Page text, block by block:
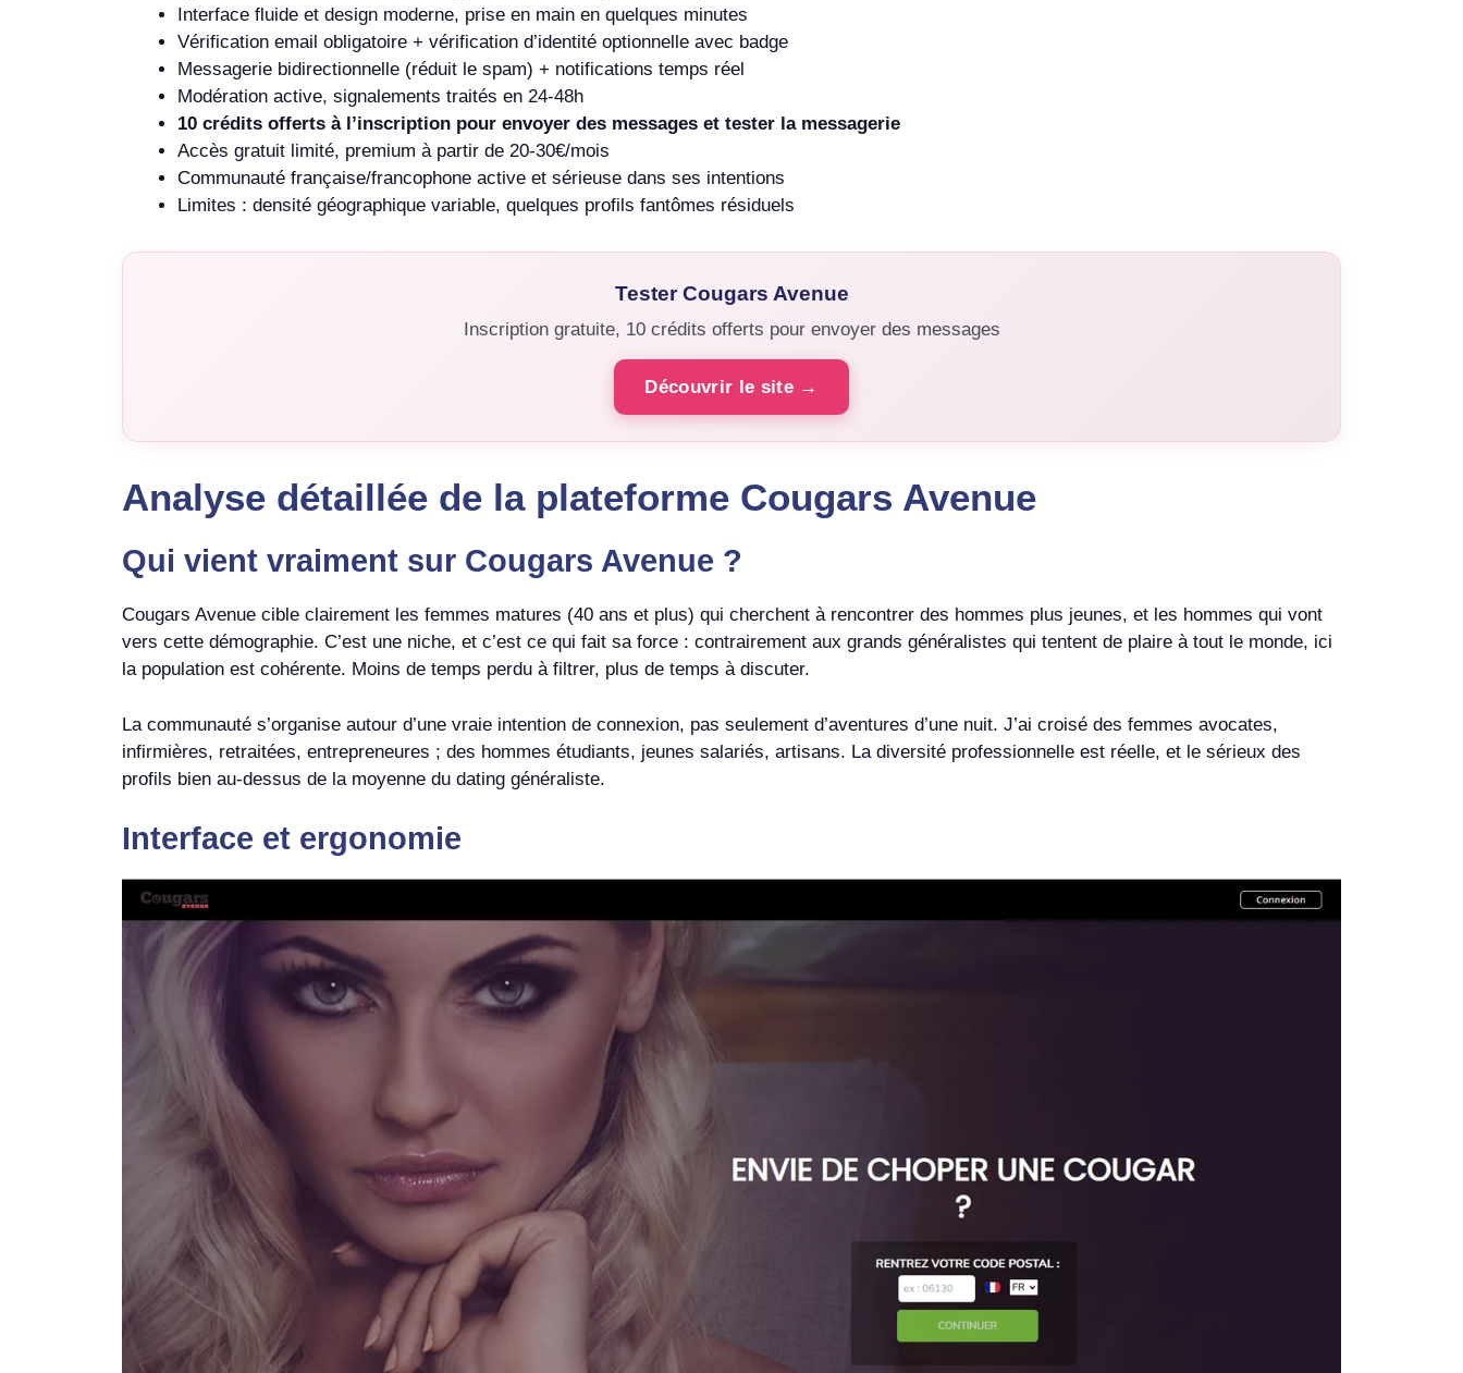
Interface fluide et design moderne, prise en main en quelques minutes
Vérification email obligatoire + vérification d’identité optionnelle avec badge
Messagerie bidirectionnelle (réduit le spam) + notifications temps réel
Modération active, signalements traités en 24-48h
10 crédits offerts à l’inscription pour envoyer des messages et tester la messagerie
Accès gratuit limité, premium à partir de 20-30€/mois
Communauté française/francophone active et sérieuse dans ses intentions
Limites : densité géographique variable, quelques profils fantômes résiduels
Tester Cougars Avenue
Inscription gratuite, 10 crédits offerts pour envoyer des messages
Découvrir le site →
Analyse détaillée de la plateforme Cougars Avenue
Qui vient vraiment sur Cougars Avenue ?
Cougars Avenue cible clairement les femmes matures (40 ans et plus) qui cherchent à rencontrer des hommes plus jeunes, et les hommes qui vont
vers cette démographie. C’est une niche, et c’est ce qui fait sa force : contrairement aux grands généralistes qui tentent de plaire à tout le monde, ici
la population est cohérente. Moins de temps perdu à filtrer, plus de temps à discuter.
La communauté s’organise autour d’une vraie intention de connexion, pas seulement d’aventures d’une nuit. J’ai croisé des femmes avocates,
infirmières, retraitées, entrepreneures ; des hommes étudiants, jeunes salariés, artisans. La diversité professionnelle est réelle, et le sérieux des
profils bien au-dessus de la moyenne du dating généraliste.
Interface et ergonomie